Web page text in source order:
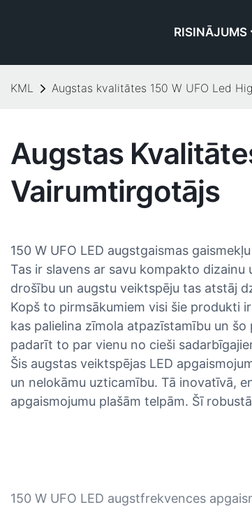
RISINĀJUMS
KML Augstas kvalitātes 150 W UFO Led
Augstas
Vairumtirgotājs
150 W UFO LED augstgaismas
Tas ir slavens ar savu kompakto
drošību un augstu veiktspēju tas atstāj
Kopš to pirmsākumiem visi šie produkti
kas palielina zīmola atpazīstamību un
padarīt to par vienu no cieši
Šis augstas veiktspējas LED
un nelokāmu uzticamību. Tā inovatīvā,
apgaismojumu plašām telpām. Šī
150 W UFO LED augstfrekvences